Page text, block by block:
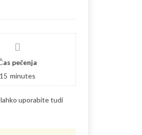
pečenja
15 minutes
lahko uporabite tudi